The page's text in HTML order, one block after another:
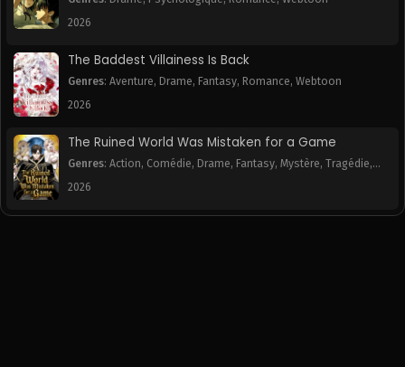
2026
The Baddest Villainess Is Back
Genres: Aventure, Drame, Fantasy, Romance, Webtoon
2026
The Ruined World Was Mistaken for a Game
Genres: Action, Comédie, Drame, Fantasy, Mystère, Tragédie,
Webtoon
2026